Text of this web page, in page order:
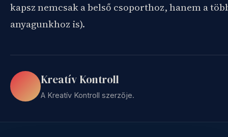
kapsz nemcsak a belső csoporthoz, hanem a
anyagunkhoz is).
Kreatív Kontroll
A Kreatív Kontroll szerzője.